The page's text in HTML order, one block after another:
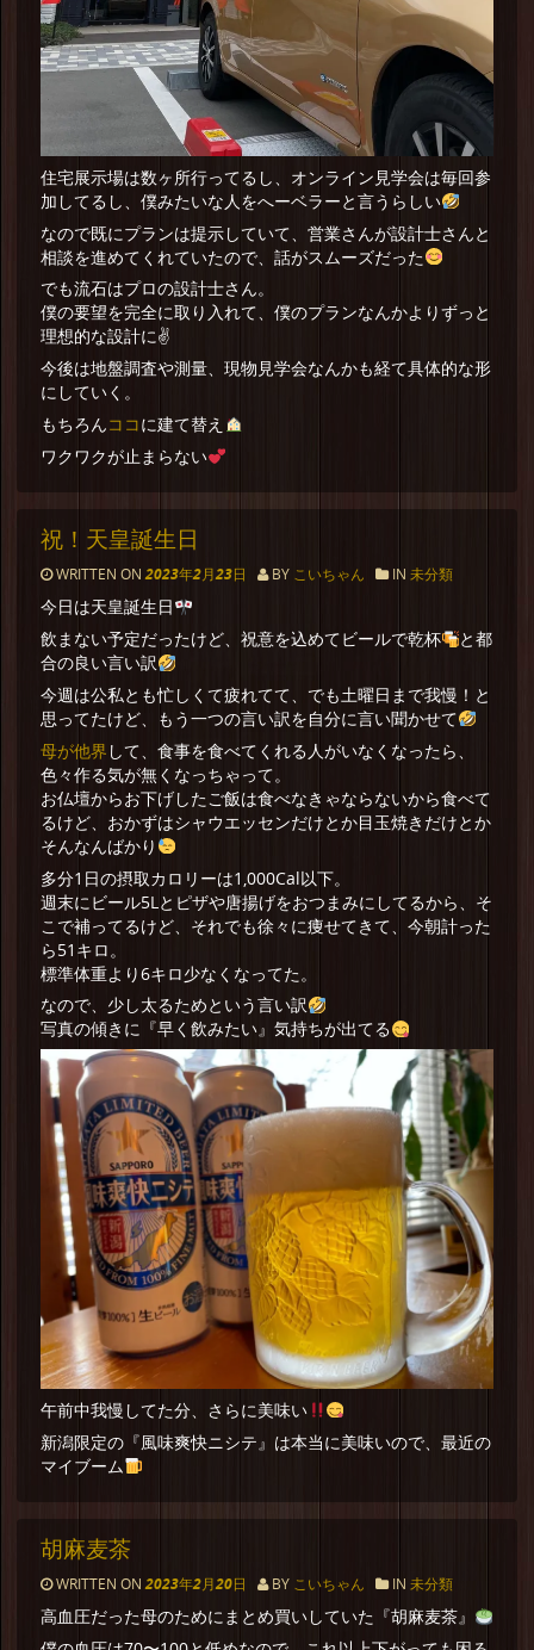
住宅展示場は数ヶ所行ってるし、オンライン見学会は毎回参
加してるし、僕みたいな人をへーベラーと言うらしい
なので既にプランは提示していて、営業さんが設計士さんと
相談を進めてくれていたので、話がスムーズだった
でも流石はプロの設計士さん。
僕の要望を完全に取り入れて、僕のプランなんかよりずっと
理想的な設計に✌️
今後は地盤調査や測量、現物見学会なんかも経て具体的な形
にしていく。
もちろんココに建て替え
ワクワクが止まらない
祝！天皇誕生日
WRITTEN ON2023年2月23日 BY こいちゃん IN 未分類
今日は天皇誕生日
飲まない予定だったけど、祝意を込めてビールで乾杯
と都
合の良い言い訳
今週は公私とも忙しくて疲れてて、でも土曜日まで我慢！と
思ってたけど、もう一つの言い訳を自分に言い聞かせて
母が他界 して、食事を食べてくれる人がいなくなったら、
色々作る気が無くなっちゃって。
お仏壇からお下げしたご飯は食べなきゃならないから食べて
るけど、おかずはシャウエッセンだけとか目玉焼きだけとか
そんなんばかり
多分1日の摂取カロリーは1,000Cal以下。
週末にビール5Lとピザや唐揚げをおつまみにしてるから、そ
こで補ってるけど、それでも徐々に痩せてきて、今朝計った
ら51キロ。
標準体重より6キロ少なくなってた。
なので、少し太るためという言い訳
写真の傾きに『早く飲みたい』気持ちが出てる
午前中我慢してた分、さらに美味い
新潟限定の『風味爽快ニシテ』は本当に美味いので、最近の
マイブーム
胡麻麦茶
WRITTEN ON2023年2月20日 BY こいちゃん IN 未分類
高血圧だった母のためにまとめ買いしていた『胡麻麦茶』